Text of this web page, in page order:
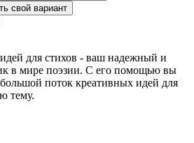
свой вариант
для стихов - ваш надежный и
в мире поэзии. С его помощью вы
поток креативных идей для
тему.